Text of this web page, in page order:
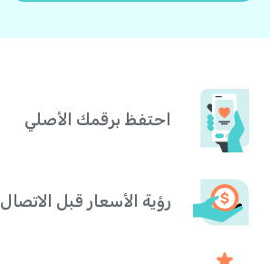
احتفظ برقمك الأصلي
رؤية الأسعار قبل الاتصال